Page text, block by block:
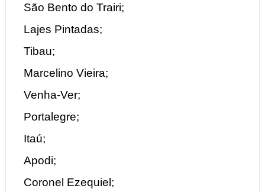
São Bento do Trairi;
Lajes Pintadas;
Tibau;
Marcelino Vieira;
Venha-Ver;
Portalegre;
Itaú;
Apodi;
Coronel Ezequiel;